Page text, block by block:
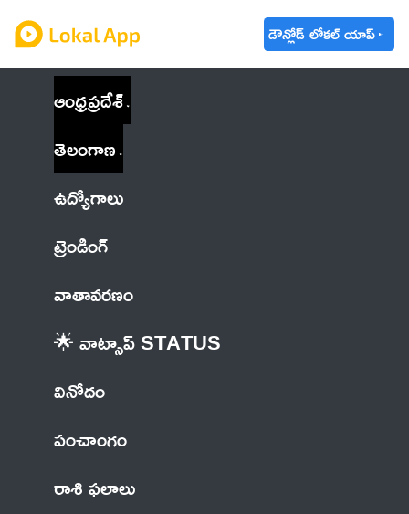
డౌన్లోడ్ లోకల్ యాప్
ఆంధ్రప్రదేశ్
తెలంగాణ
ఉద్యోగాలు
ట్రెండింగ్
వాతావరణం
🌟 వాట్సాప్ STATUS
వినోదం
పంచాంగం
రాశి ఫలాలు